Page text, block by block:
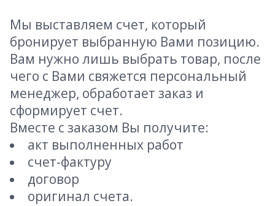
Мы выставляем счет, который
бронирует выбранную Вами позицию.
Вам нужно лишь выбрать товар, после
чего с Вами свяжется персональный
менеджер, обработает заказ и
сформирует счет.
Вместе с заказом Вы получите:
акт выполненных работ
счет-фактуру
договор
оригинал счета.